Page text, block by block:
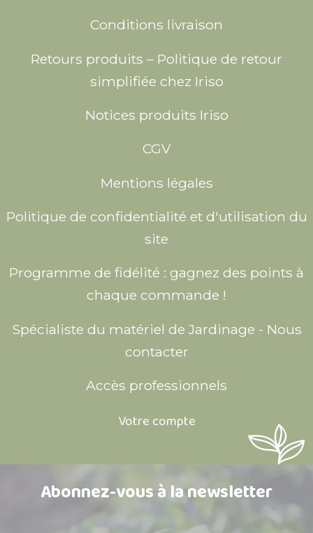
Conditions livraison
Retours produits – Politique de retour
simplifiée chez Iriso
Notices produits Iriso
CGV
Mentions légales
Politique de confidentialité et d'utilisation du
site
Programme de fidélité : gagnez des points à
chaque commande !
Spécialiste du matériel de Jardinage - Nous
contacter
Accès professionnels
Votre compte
Abonnez-vous à la newsletter